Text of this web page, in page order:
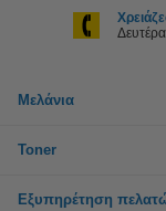
Μελάνια
Toner
Εξυπηρέτηση